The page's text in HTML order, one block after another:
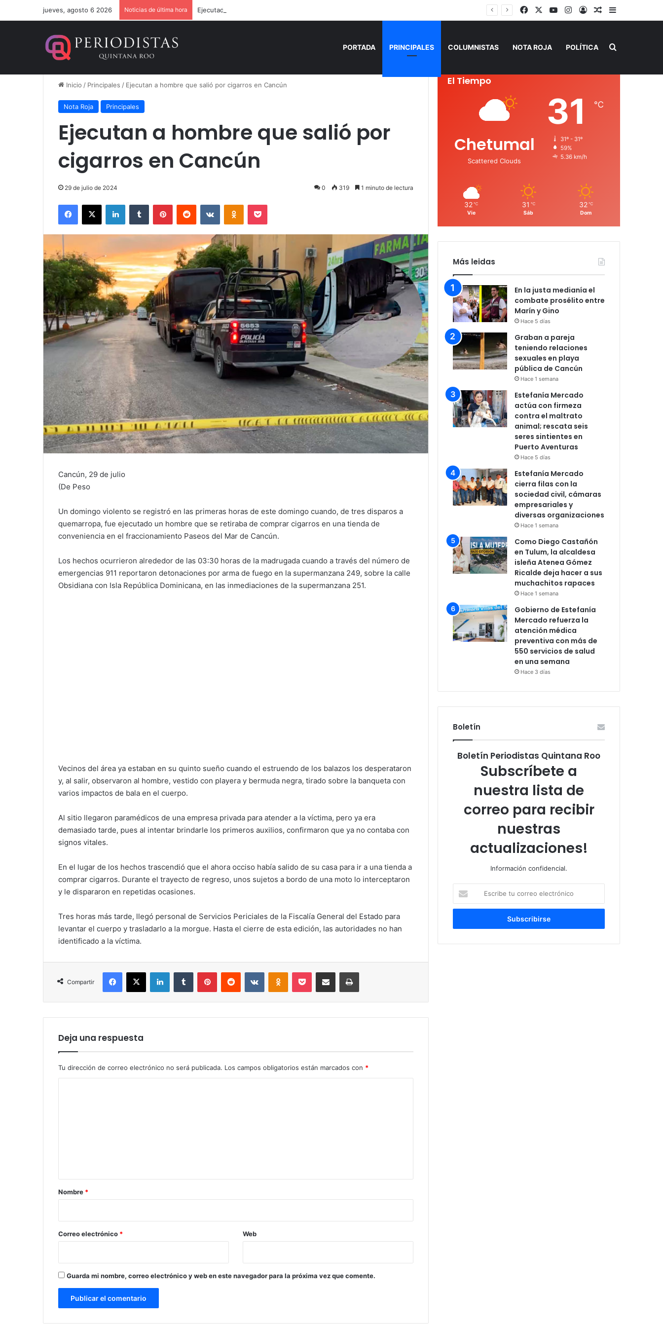
jueves, agosto 6 2026 Noticias de última hora Ejecutado dentro de un local comercial en Cancún FacebookYouTubeInstagram
AccesoPublicación al
Barra lateral
PORTADA PRINCIPALES COLUMNISTAS NOTA ROJA POLÍTICA Buscar por
Inicio / Principales / Ejecutan a hombre que salió por cigarros en Cancún
Nota Roja Principales
Ejecutan a hombre que salió por
cigarros en Cancún
29 de julio de 2024 0 319 1 minuto de lectura
Facebook
X LinkedInTumblr PinterestReddit VKontakteOdnoklassniki
Pocket
Cancún, 29 de julio
(De Peso
Un domingo violento se registró en las primeras horas de este domingo cuando, de tres disparos a
quemarropa, fue ejecutado un hombre que se retiraba de comprar cigarros en una tienda de
conveniencia en el fraccionamiento Paseos del Mar de Cancún.
Los hechos ocurrieron alrededor de las 03:30 horas de la madrugada cuando a través del número de
emergencias 911 reportaron detonaciones por arma de fuego en la supermanzana 249, sobre la calle
Obsidiana con Isla República Dominicana, en las inmediaciones de la supermanzana 251.
Vecinos del área ya estaban en su quinto sueño cuando el estruendo de los balazos los desperataron
y, al salir, observaron al hombre, vestido con playera y bermuda negra, tirado sobre la banqueta con
varios impactos de bala en el cuerpo.
Al sitio llegaron paramédicos de una empresa privada para atender a la víctima, pero ya era
demasiado tarde, pues al intentar brindarle los primeros auxilios, confirmaron que ya no contaba con
signos vitales.
En el lugar de los hechos trascendió que el ahora occiso había salido de su casa para ir a una tienda a
comprar cigarros. Durante el trayecto de regreso, unos sujetos a bordo de una moto lo interceptaron
y le dispararon en repetidas ocasiones.
Tres horas más tarde, llegó personal de Servicios Periciales de la Fiscalía General del Estado para
levantar el cuerpo y trasladarlo a la morgue. Hasta el cierre de esta edición, las autoridades no han
identificado a la víctima.
Compartir
Facebook
X LinkedInTumblr PinterestReddit VKontakteOdnoklassniki
Pocket Compartir por correo electrónicoImprimir
Deja una respuesta
Tu dirección de correo electrónico no será publicada. Los campos obligatorios están marcados con *
r
*
Nombre *
Correo electrónico * Web
Guarda mi nombre, correo electrónico y web en este navegador para la próxima vez que comente.
El Tiempo
Chetumal
Scattered Clouds
31 ℃
31º - 31º
59%
5.36 km/h
32 ℃
Vie
31 ℃
Sáb
32 ℃
Dom
Más leidas
En la justa medianía el
combate prosélito entre
Marín y Gino
Hace 5 días
Graban a pareja
teniendo relaciones
sexuales en playa
pública de Cancún
Hace 1 semana
Estefanía Mercado
actúa con firmeza
contra el maltrato
animal; rescata seis
seres sintientes en
Puerto Aventuras
Hace 5 días
Estefanía Mercado
cierra filas con la
sociedad civil, cámaras
empresariales y
diversas organizaciones
Hace 1 semana
Como Diego Castañón
en Tulum, la alcaldesa
isleña Atenea Gómez
Ricalde deja hacer a sus
muchachitos rapaces
Hace 1 semana
Gobierno de Estefanía
Mercado refuerza la
atención médica
preventiva con más de
550 servicios de salud
en una semana
Hace 3 días
Boletín
Boletín Periodistas Quintana Roo
Subscríbete a
nuestra lista de
correo para recibir
nuestras
actualizaciones!
Información confidencial.
tu
correo